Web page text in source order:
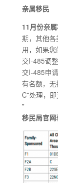
亲属移民
11月份亲
期，其他
用，如果
交I-485调
交I-485申
有名额，
C”处理，即
”
移民局官网